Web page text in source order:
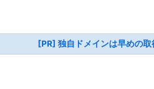
[PR] 独自ドメインは早めの取